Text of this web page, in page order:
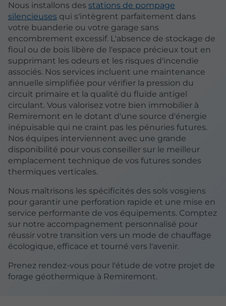
Nous installons des stations de pompage
silencieuses qui s'intègrent parfaitement dans
votre buanderie ou votre garage sans
encombrement excessif. L'absence de stockage de
fioul ou de bois libère de l'espace précieux tout en
supprimant les odeurs et les risques d'incendie
associés. Nos services incluent une maintenance
annuelle simplifiée pour vérifier la pression du
circuit primaire et la qualité du fluide antigel
circulant. Vous valorisez votre bien immobilier à
Remiremont en le dotant d'une source d'énergie
inépuisable qui ne craint pas les pénuries futures.
Nos équipes interviennent avec une grande
disponibilité pour vous conseiller sur le meilleur
emplacement technique de vos futures sondes
thermiques verticales.
Nous maîtrisons les spécificités des sols vosgiens
pour garantir une perforation rapide et une mise en
service performante de vos équipements. Comptez
sur notre accompagnement personnalisé pour
réussir votre transition vers un mode de chauffage
écologique, efficace et tourné vers l'avenir.
Prenez rendez-vous pour l'étude de votre projet de
forage géothermique à Remiremont.